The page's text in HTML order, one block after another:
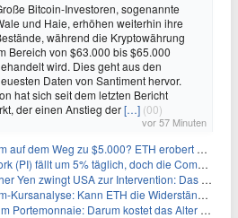
Bitcoin-Investoren, sogenannte
und Haie, erhöhen weiterhin ihre
während die Kryptowährung
Bereich von $63.000 bis $65.000
wird. Dies geht aus den
Daten von Santiment hervor.
hat sich seit dem letzten Bericht
der einen Anstieg der[…] (00)
vor 57 Minuten
zu $5.000? ETH erobert wichtige Marke zurück, während Institutionen weiter akkumulieren
fällt um 5% täglich, doch die Community bleibt optimistisch
zwingt USA zur Intervention: Das größte Risiko seit 15 Jahren
Kann ETH die Widerstände der gleitenden Durchschnitte überwinden?
Darum kostet das Alter deutlich mehr als Sie denken